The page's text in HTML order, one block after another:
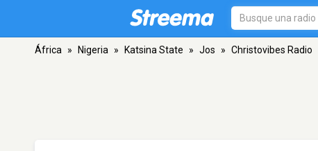
África » Nigeria » Katsina State » Jos » Christovibes Radio